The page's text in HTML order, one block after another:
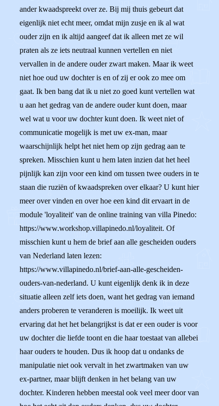
ander kwaadspreekt over ze. Bij mij thuis gebeurt dat
eigenlijk niet echt meer, omdat mijn zusje en ik al wat
ouder zijn en ik altijd aangeef dat ik alleen met ze wil
praten als ze iets neutraal kunnen vertellen en niet
vervallen in de andere ouder zwart maken. Maar ik weet
niet hoe oud uw dochter is en of zij er ook zo mee om
gaat. Ik ben bang dat ik u niet zo goed kunt vertellen wat
u aan het gedrag van de andere ouder kunt doen, maar
wel wat u voor uw dochter kunt doen. Ik weet niet of
communicatie mogelijk is met uw ex-man, maar
waarschijnlijk helpt het niet hem op zijn gedrag aan te
spreken. Misschien kunt u hem laten inzien dat het heel
pijnlijk kan zijn voor een kind om tussen twee ouders in te
staan die ruziën of kwaadspreken over elkaar? U kunt hier
meer over vinden en over hoe een kind dit ervaart in de
module 'loyaliteit' van de online training van villa Pinedo:
https://www.workshop.villapinedo.nl/loyaliteit. Of
misschien kunt u hem de brief aan alle gescheiden ouders
van Nederland laten lezen:
https://www.villapinedo.nl/brief-aan-alle-gescheiden-
ouders-van-nederland. U kunt eigenlijk denk ik in deze
situatie alleen zelf iets doen, want het gedrag van iemand
anders proberen te veranderen is moeilijk. Ik weet uit
ervaring dat het het belangrijkst is dat er een ouder is voor
uw dochter die liefde toont en die haar toestaat van allebei
haar ouders te houden. Dus ik hoop dat u ondanks de
manipulatie niet ook vervalt in het zwartmaken van uw
ex-partner, maar blijft denken in het belang van uw
dochter. Kinderen hebben meestal ook veel meer door van